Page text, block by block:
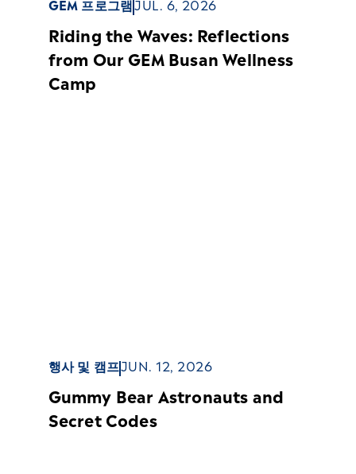
GEM 프로그램 JUL. 6, 2026
Riding the Waves: Reflections
from Our GEM Busan Wellness
Camp
행사 및 캠프JUN. 12, 2026
Gummy Bear Astronauts and
Secret Codes